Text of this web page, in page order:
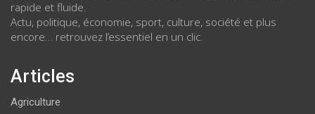
rapide et fluide.
Actu, politique, économie, sport, culture, société et plus
encore… retrouvez l’essentiel en un clic.
Articles
Agriculture